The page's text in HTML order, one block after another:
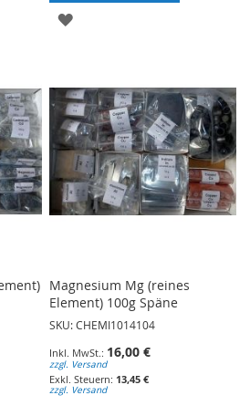
ZUR
Magnesium Mg (reines
Element) 100g Späne
SKU: CHEMI1014104
16,00 €
zzgl. Versand
13,45 €
zzgl. Versand